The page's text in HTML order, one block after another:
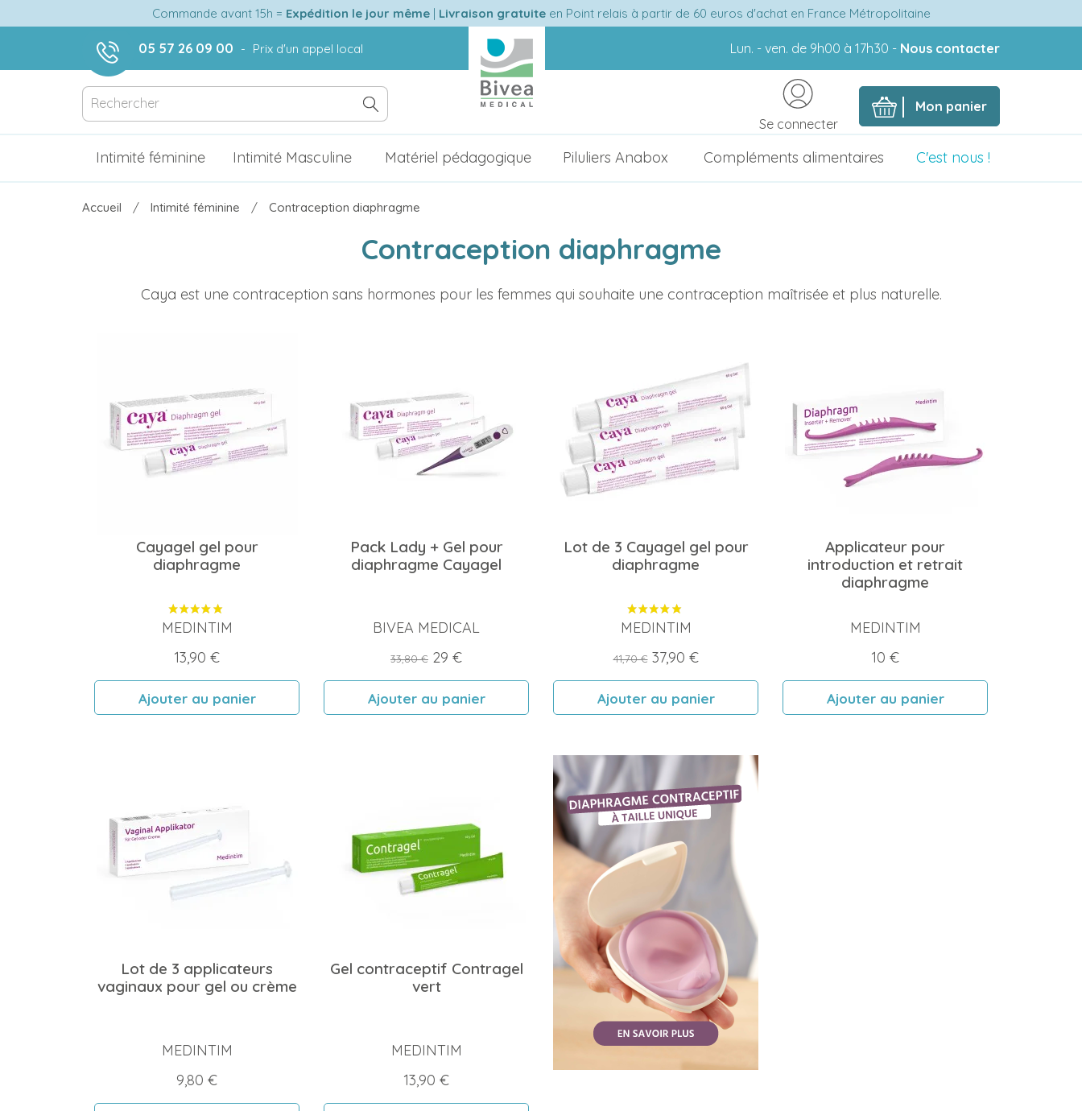
Commande avant 15h = Expédition le jour même| Livraison gratuiteen Point relais à partir de 60 euros d'achat en France Métropolitaine
05 57 26 09 00 - Prix d'un appel local Lun. - ven. de 9h00 à 17h30 - Nous contacter
Mon panier
Se connecter
Intimité féminine Intimité Masculine Matériel pédagogique Piluliers Anabox Compléments alimentaires C'est nous !
Accueil Intimité féminine Contraception diaphragme
Contraception diaphragme
Caya est une contraception sans hormones pour les femmes qui souhaite une contraception maîtrisée et plus naturelle.
Cayagel gel pour
diaphragme
MEDINTIM
Prix
13,90 €
Ajouter au panier
Pack Lady + Gel pour
diaphragme Cayagel
BIVEA MEDICAL
Prix
de
base
33,80 € Prix
29 €
Ajouter au panier
Lot de 3 Cayagel gel pour
diaphragme
MEDINTIM
Prix
de
base
41,70 € Prix
37,90 €
Ajouter au panier
Applicateur pour
introduction et retrait
diaphragme
MEDINTIM
Prix
10 €
Ajouter au panier
Lot de 3 applicateurs
vaginaux pour gel ou crème
MEDINTIM
Prix
9,80 €
Gel contraceptif Contragel
vert
MEDINTIM
Prix
13,90 €